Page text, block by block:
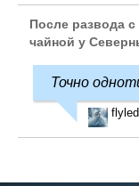
После развода
чайной у
Точно